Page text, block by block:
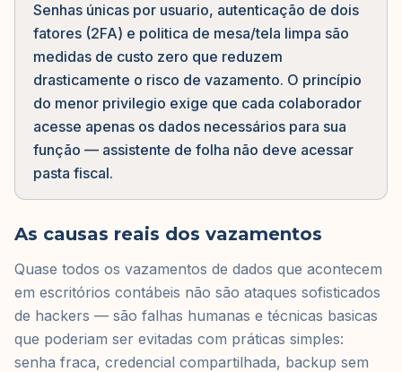
Senhas únicas por usuario, autenticação de dois
fatores (2FA) e politica de mesa/tela limpa são
medidas de custo zero que reduzem
drasticamente o risco de vazamento. O princípio
do menor privilegio exige que cada colaborador
acesse apenas os dados necessários para sua
função — assistente de folha não deve acessar
pasta fiscal.
As causas reais dos vazamentos
Quase todos os vazamentos de dados que acontecem
em escritórios contábeis não são ataques sofisticados
de hackers — são falhas humanas e técnicas basicas
que poderiam ser evitadas com práticas simples:
senha fraca, credencial compartilhada, backup sem